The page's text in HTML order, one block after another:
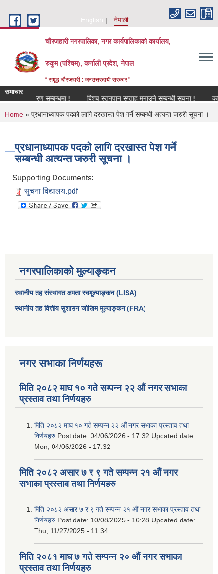
English
नेपाली
चौरजहारी नगरपालिका, नगर कार्यपालिकाको कार्यालय,
रुकुम (पश्चिम), कर्णाली प्रदेश, नेपाल
“ समृद्ध चौरजहारी : जनउत्तरदायी सरकार "
समाचार
नविकरण सम्बन्धमा !
विश्च स्तनपान सप्ताह मनाउने सम्बन्धी सूचना !
You are here
Home » प्रधानाध्यापक पदको लागि दरखास्त पेश गर्ने सम्बन्धी अत्यन्त जरुरी सूचना ।
प्रधानाध्यापक पदको लागि दरखास्त पेश गर्ने
सम्बन्धी अत्यन्त जरुरी सूचना ।
Supporting Documents:
सुचना विद्यालय.pdf
नगरपालिकाको मुल्याङ्कन
स्थानीय तह संस्थागत क्षमता स्वमूल्याङ्कन (LISA)
स्थानीय तह वित्तीय सुशासन जोखिम मूल्याङ्कन (FRA)
नगर सभाका निर्णयहरू
मिति २०८२ माघ १० गते सम्पन्न २२ औं नगर सभाका
प्रस्ताव तथा निर्णयहरु
मिति २०८२ माघ १० गते सम्पन्न २२ औं नगर सभाका प्रस्ताव तथा
निर्णयहरु Post date: 04/06/2026 - 17:32 Updated date:
Mon, 04/06/2026 - 17:32
मिति २०८२ असार ७ र ९ गते सम्पन्न २१ औं नगर
सभाका प्रस्ताव तथा निर्णयहरु
मिति २०८२ असार ७ र ९ गते सम्पन्न २१ औं नगर सभाका प्रस्ताव तथा
निर्णयहरु Post date: 10/08/2025 - 16:28 Updated date:
Thu, 11/27/2025 - 11:34
मिति २०८१ माघ ७ गते सम्पन्न २० औं नगर सभाका
प्रस्ताव तथा निर्णयहरु